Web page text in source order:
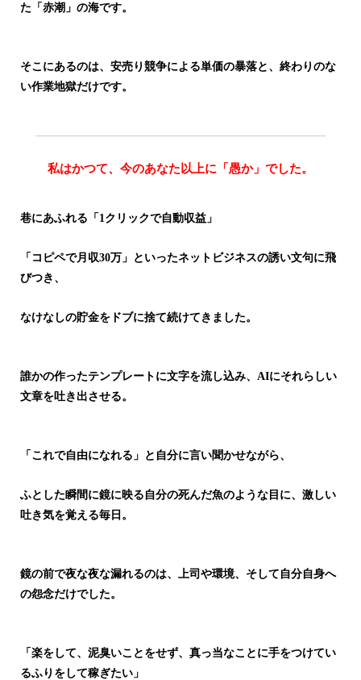
た「赤潮」の海です。
そこにあるのは、安売り競争による単価の暴落と、終わりのな
い作業地獄だけです。
私はかつて、今のあなた以上に「愚か」でした。
巷にあふれる「1クリックで自動収益」
「コピペで月収30万」といったネットビジネスの誘い文句に飛
びつき、
なけなしの貯金をドブに捨て続けてきました。
誰かの作ったテンプレートに文字を流し込み、AIにそれらしい
文章を吐き出させる。
「これで自由になれる」と自分に言い聞かせながら、
ふとした瞬間に鏡に映る自分の死んだ魚のような目に、激しい
吐き気を覚える毎日。
鏡の前で夜な夜な漏れるのは、上司や環境、そして自分自身へ
の怨念だけでした。
「楽をして、泥臭いことをせず、真っ当なことに手をつけてい
るふりをして稼ぎたい」